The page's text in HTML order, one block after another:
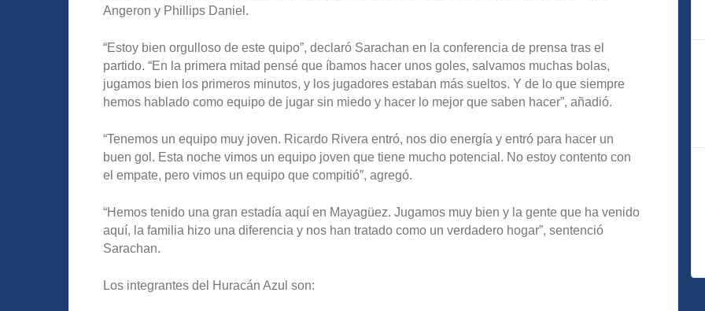
Angeron y Phillips Daniel.
“Estoy bien orgulloso de este quipo”, declaró Sarachan en la conferencia de prensa tras el
partido. “En la primera mitad pensé que íbamos hacer unos goles, salvamos muchas bolas,
jugamos bien los primeros minutos, y los jugadores estaban más sueltos. Y de lo que siempre
hemos hablado como equipo de jugar sin miedo y hacer lo mejor que saben hacer”, añadió.
“Tenemos un equipo muy joven. Ricardo Rivera entró, nos dio energía y entró para hacer un
buen gol. Esta noche vimos un equipo joven que tiene mucho potencial. No estoy contento con
el empate, pero vimos un equipo que compitió”, agregó.
“Hemos tenido una gran estadía aquí en Mayagüez. Jugamos muy bien y la gente que ha venido
aquí, la familia hizo una diferencia y nos han tratado como un verdadero hogar”, sentenció
Sarachan.
Los integrantes del Huracán Azul son: